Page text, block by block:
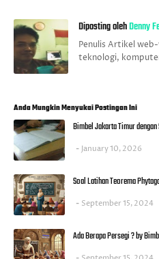
Diposting olehDenny
Penulis Artikel
teknologi,
Anda Mungkin Menyukai Postingan Ini
Bimbel Jakarta Timur
January 10, 2026
Soal Latihan Teorema
September 15, 2024
Ada Berapa Persegi ? by